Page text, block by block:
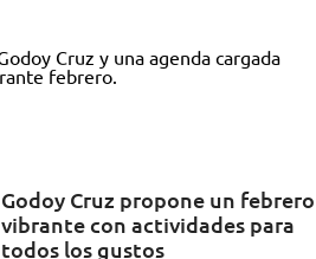
Godoy Cruz propone un febrero
vibrante con actividades para
todos los gustos